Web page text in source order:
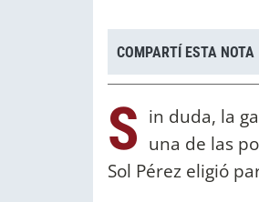
COMPARTÍ ESTA NOTA
S in duda, la
una de las
Sol Pérez eligió